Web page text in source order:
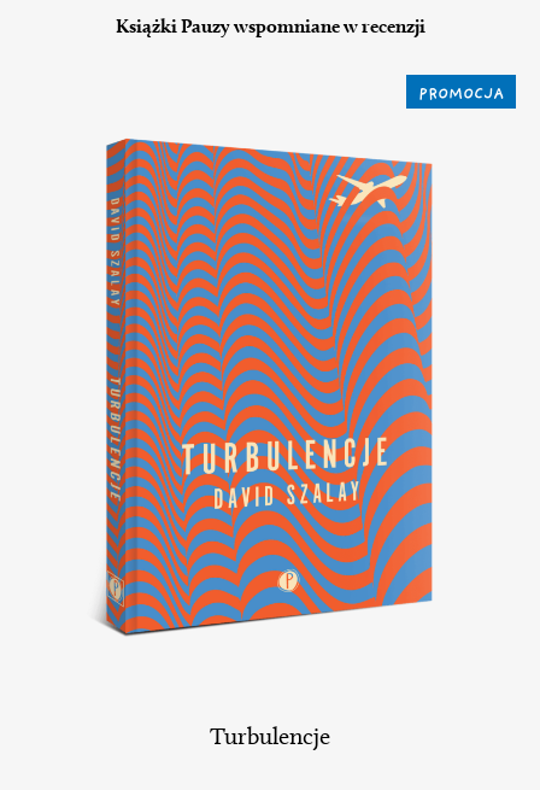
Książki Pauzy wspomniane w recenzji
PROMOCJA
Turbulencje